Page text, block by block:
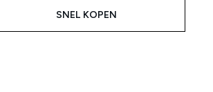
SNEL KOPEN